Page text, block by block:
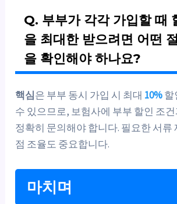
Q. 부부가 각각 가입할 때
을 최대한 받으려면 어떤
을 확인해야 하나요?
핵심은 부부 동시 가입 시 최대 10%할
수 있으므로, 보험사에 부부 할인 조
정확히 문의해야 합니다. 필요한 서류
점 조율도 중요합니다.
마치며